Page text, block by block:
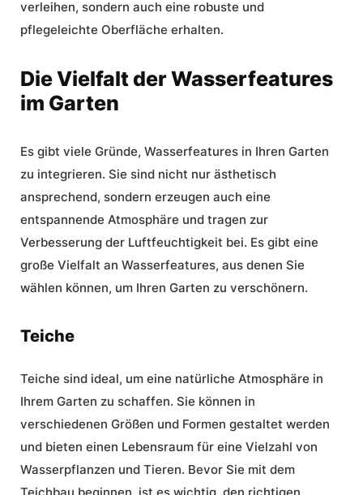
verleihen, sondern auch eine robuste und
pflegeleichte Oberfläche erhalten.
Die Vielfalt der Wasserfeatures
im Garten
Es gibt viele Gründe, Wasserfeatures in Ihren Garten
zu integrieren. Sie sind nicht nur ästhetisch
ansprechend, sondern erzeugen auch eine
entspannende Atmosphäre und tragen zur
Verbesserung der Luftfeuchtigkeit bei. Es gibt eine
große Vielfalt an Wasserfeatures, aus denen Sie
wählen können, um Ihren Garten zu verschönern.
Teiche
Teiche sind ideal, um eine natürliche Atmosphäre in
Ihrem Garten zu schaffen. Sie können in
verschiedenen Größen und Formen gestaltet werden
und bieten einen Lebensraum für eine Vielzahl von
Wasserpflanzen und Tieren. Bevor Sie mit dem